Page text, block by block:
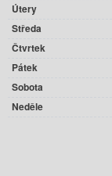
Útery
Středa
Čtvrtek
Pátek
Sobota
Neděle